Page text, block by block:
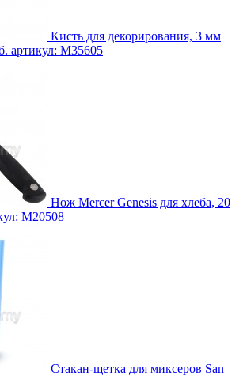
Кисть для декорирования, 3 мм
артикул: M35605
Нож Mercer Genesis для хлеба, 20
M20508
Стакан-щетка для миксеров San